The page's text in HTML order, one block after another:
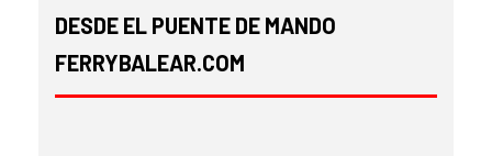
DESDE EL PUENTE DE MANDO
FERRYBALEAR.COM